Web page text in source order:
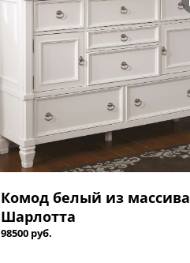
Комод белый из массива
Шарлотта
98500 руб.